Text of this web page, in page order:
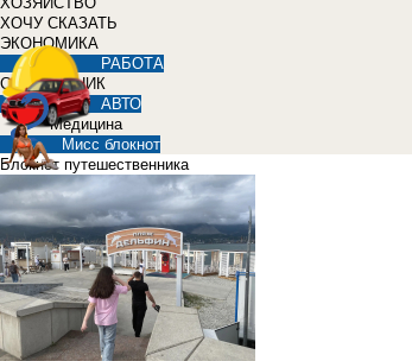
ХОЧУ СКАЗАТЬ
ЭКОНОМИКА
РАБОТА
СПРАВОЧНИК
АВТО
Медицина
Мисс блокнот
Блокнот путешественника